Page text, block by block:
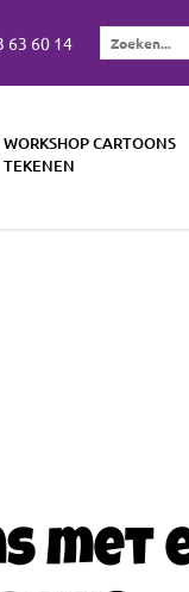
63 60 14
Zoeken...
WORKSHOP CARTOONS
TEKENEN
met